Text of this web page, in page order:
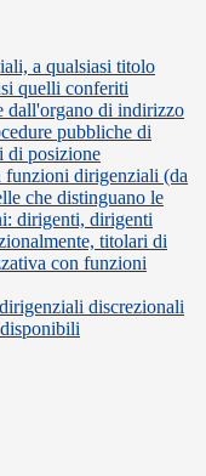
a qualsiasi titolo
quelli conferiti
dall'organo di indirizzo
pubbliche di
di posizione
funzioni dirigenziali (da
che distinguano le
dirigenti, dirigenti
titolari di
con funzioni
discrezionali